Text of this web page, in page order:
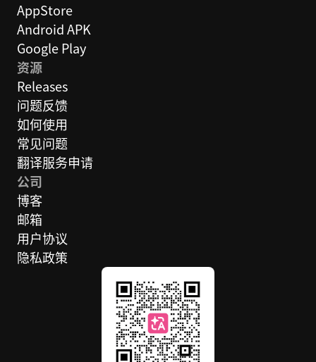
AppStore
Android APK
Google Play
资源
Releases
问题反馈
如何使用
常见问题
翻译服务申请
公司
博客
邮箱
用户协议
隐私政策